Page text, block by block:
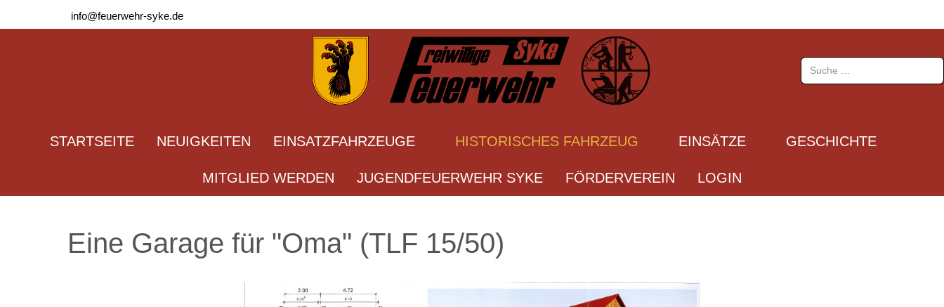
info@feuerwehr-syke.de
Suchen
STARTSEITE NEUIGKEITEN EINSATZFAHRZEUGE HISTORISCHES FAHRZEUG EINSÄTZE GESCHICHTE
MITGLIED WERDEN JUGENDFEUERWEHR SYKE FÖRDERVEREIN LOGIN
Eine Garage für "Oma" (TLF 15/50)